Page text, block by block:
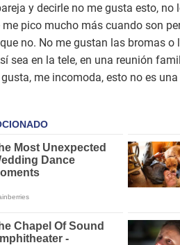
y decirle no me gusta esto, no
me pico mucho más cuando son
no. No me gustan las bromas o
sea en la tele, en una reunión
me incomoda, esto no es